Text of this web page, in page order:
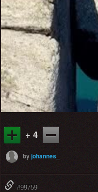
+ 4
byjohannes_
#99759